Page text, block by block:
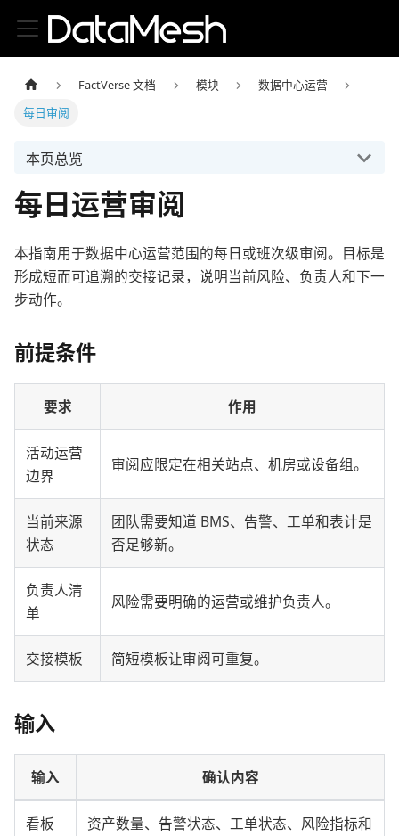
FactVerse 文档 模块
数据中心运营
每日审阅
本页总览
每日运营审阅
本指南用于数据中心运营范围的每日或班次级审阅。目标是
形成短而可追溯的交接记录，说明当前风险、负责人和下一
步动作。
前提条件
要求 作用
活动运营
边界
审阅应限定在相关站点、机房或设备组。
当前来源
状态
团队需要知道 BMS、告警、工单和表计是
否足够新。
负责人清
单
风险需要明确的运营或维护负责人。
交接模板 简短模板让审阅可重复。
输入
输入 确认内容
看板
资产数量、告警状态、工单状态、风险指标和